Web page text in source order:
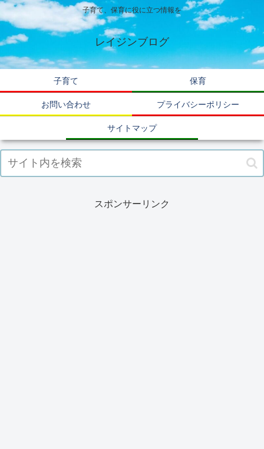
子育て、保育に役に立つ情報を
レイジンブログ
子育て 保育
お問い合わせ プライバシーポリシー
サイトマップ
スポンサーリンク